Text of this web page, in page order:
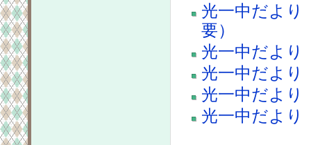
光一中だよ
要）
光一中だよ
光一中だよ
光一中だよ
光一中だよ